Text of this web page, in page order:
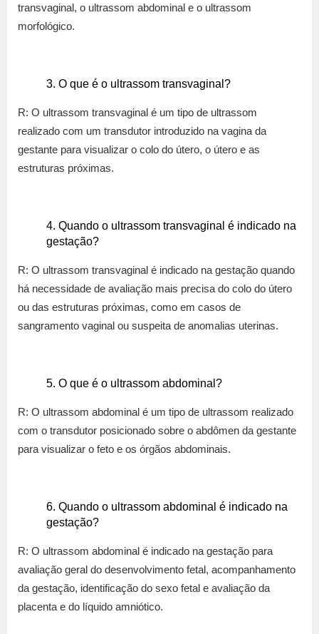
transvaginal, o ultrassom abdominal e o ultrassom
morfológico.
O que é o ultrassom transvaginal?
R: O ultrassom transvaginal é um tipo de ultrassom
realizado com um transdutor introduzido na vagina da
gestante para visualizar o colo do útero, o útero e as
estruturas próximas.
Quando o ultrassom transvaginal é indicado na
gestação?
R: O ultrassom transvaginal é indicado na gestação quando
há necessidade de avaliação mais precisa do colo do útero
ou das estruturas próximas, como em casos de
sangramento vaginal ou suspeita de anomalias uterinas.
O que é o ultrassom abdominal?
R: O ultrassom abdominal é um tipo de ultrassom realizado
com o transdutor posicionado sobre o abdômen da gestante
para visualizar o feto e os órgãos abdominais.
Quando o ultrassom abdominal é indicado na
gestação?
R: O ultrassom abdominal é indicado na gestação para
avaliação geral do desenvolvimento fetal, acompanhamento
da gestação, identificação do sexo fetal e avaliação da
placenta e do líquido amniótico.